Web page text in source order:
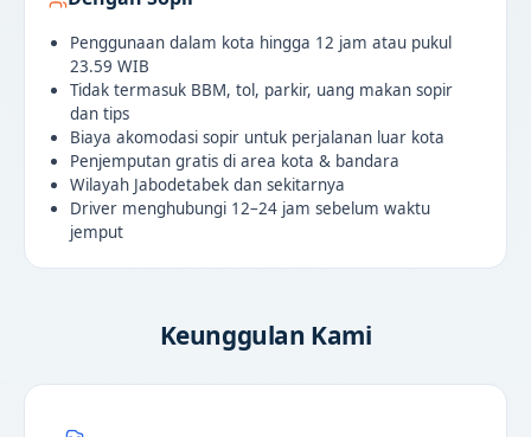
Penggunaan dalam kota hingga 12 jam atau pukul
23.59 WIB
Tidak termasuk BBM, tol, parkir, uang makan sopir
dan tips
Biaya akomodasi sopir untuk perjalanan luar kota
Penjemputan gratis di area kota & bandara
Wilayah Jabodetabek dan sekitarnya
Driver menghubungi 12–24 jam sebelum waktu
jemput
Keunggulan Kami